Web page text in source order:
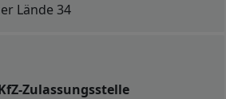
Lände 34
Zulassungsstelle